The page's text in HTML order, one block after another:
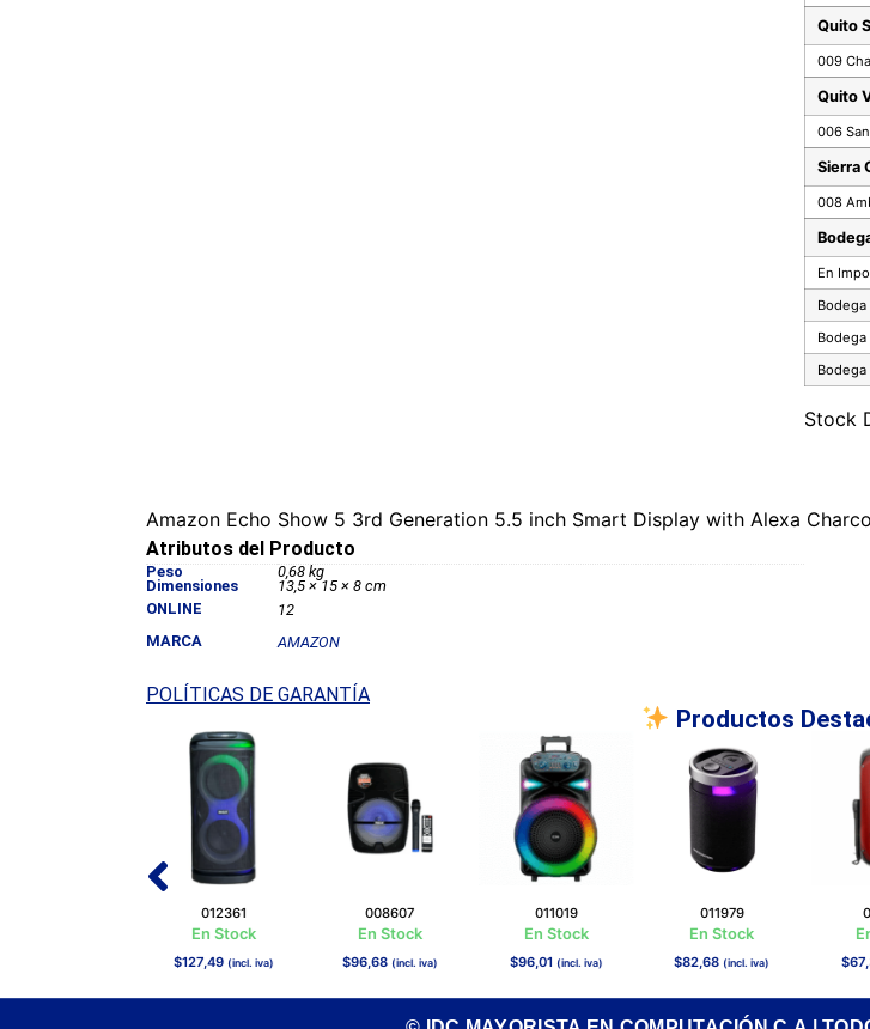
Quito
009
Quito
006
Sierra
008
En
Bodega
Bodega
Bodega
Stock
Amazon Echo Show 5 3rd Generation 5.5 inch Smart Display with Alexa
Atributos del Producto
Peso
0,68 kg
Dimensiones
13,5 × 15 × 8 cm
ONLINE
12
MARCA
AMAZON
POLÍTICAS DE GARANTÍA
Productos
012361
En Stock
$127,49 (incl. iva)
008607
En Stock
$96,68 (incl. iva)
011019
En Stock
$96,01 (incl. iva)
011979
En Stock
$82,68 (incl. iva) $